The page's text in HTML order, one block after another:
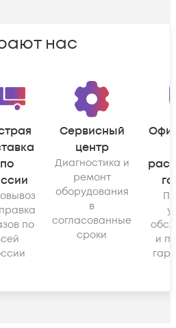
нас
по
по
Сервисный
центр
Диагностика и
ремонт
оборудования
в
согласованные
сроки
и